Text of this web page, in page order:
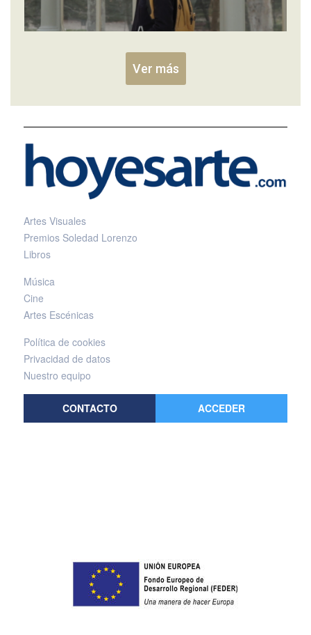
Ver más
Artes Visuales
Premios Soledad Lorenzo
Libros
Música
Cine
Artes Escénicas
Política de cookies
Privacidad de datos
Nuestro equipo
CONTACTO ACCEDER